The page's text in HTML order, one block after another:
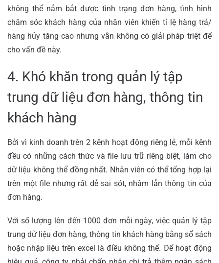
không thể nắm bắt được tình trạng đơn hàng, tình hình
chăm sóc khách hàng của nhân viên khiến tỉ lệ hàng trả/
hàng hủy tăng cao nhưng vẫn không có giải pháp triệt để
cho vấn đề này.
4. Khó khăn trong quản lý tập
trung dữ liệu đơn hàng, thông tin
khách hàng
Bởi vì kinh doanh trên 2 kênh hoạt động riêng lẻ, mỗi kênh
đều có những cách thức và file lưu trữ riêng biệt, làm cho
dữ liệu không thể đồng nhất. Nhân viên có thể tổng hợp lại
trên một file nhưng rất dễ sai sót, nhầm lẫn thông tin của
đơn hàng.
Với số lượng lên đến 1000 đơn mỗi ngày, việc quản lý tập
trung dữ liệu đơn hàng, thông tin khách hàng bằng sổ sách
hoặc nhập liệu trên excel là điều không thể. Để hoạt động